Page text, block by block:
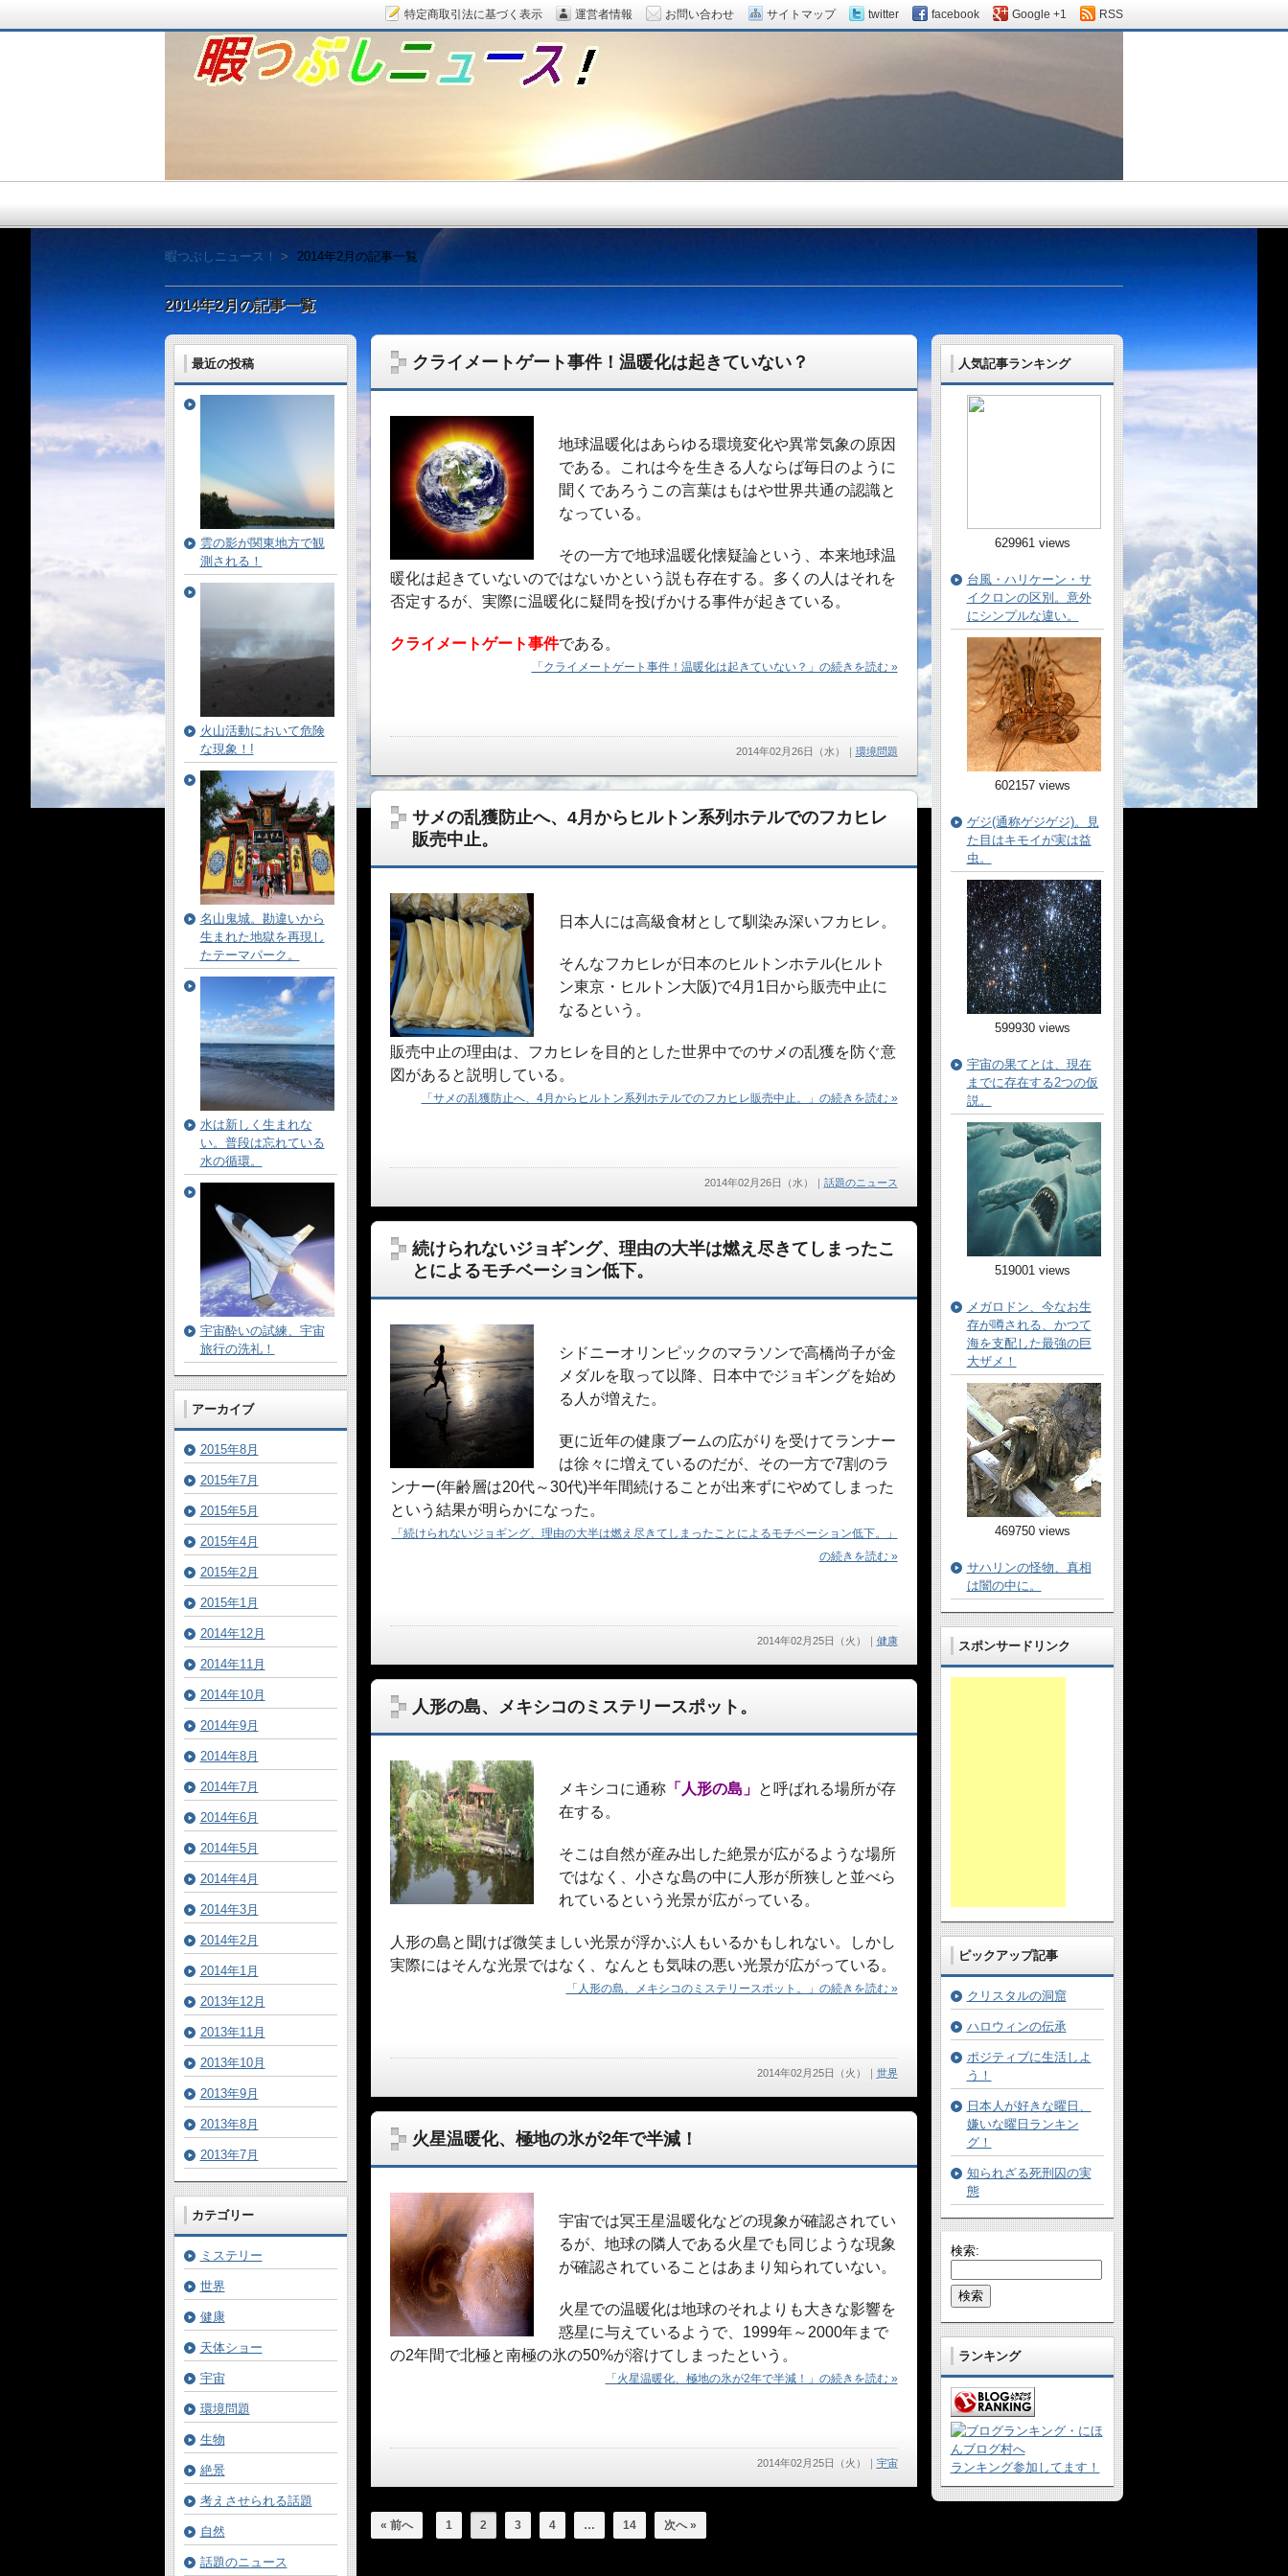
2014年2月の記事一覧
クライメートゲート事件！温暖化は起きていない？
地球温暖化はあらゆる環境変化や異常気象の原因
である。これは今を生きる人ならば毎日のように
聞くであろうこの言葉はもはや世界共通の認識と
なっている。
その一方で地球温暖化懐疑論という、本来地球温
暖化は起きていないのではないかという説も存在する。多くの人はそれを
否定するが、実際に温暖化に疑問を投げかける事件が起きている。
クライメートゲート事件である。
「クライメートゲート事件！温暖化は起きていない？」の続きを読む »
2014年02月26日（水） ｜ 環境問題
サメの乱獲防止へ、4月からヒルトン系列ホテルでのフカヒレ
販売中止。
日本人には高級食材として馴染み深いフカヒレ。
そんなフカヒレが日本のヒルトンホテル(ヒルト
ン東京・ヒルトン大阪)で4月1日から販売中止に
なるという。
販売中止の理由は、フカヒレを目的とした世界中でのサメの乱獲を防ぐ意
図があると説明している。
「サメの乱獲防止へ、4月からヒルトン系列ホテルでのフカヒレ販売中止。」の続きを読む »
2014年02月26日（水） ｜ 話題のニュース
続けられないジョギング、理由の大半は燃え尽きてしまったこ
とによるモチベーション低下。
シドニーオリンピックのマラソンで高橋尚子が金
メダルを取って以降、日本中でジョギングを始め
る人が増えた。
更に近年の健康ブームの広がりを受けてランナー
は徐々に増えているのだが、その一方で7割のラ
ンナー(年齢層は20代～30代)半年間続けることが出来ずにやめてしまった
という結果が明らかになった。
「続けられないジョギング、理由の大半は燃え尽きてしまったことによるモチベーション低下。」
の続きを読む »
2014年02月25日（火） ｜ 健康
人形の島、メキシコのミステリースポット。
メキシコに通称「人形の島」 と呼ばれる場所が存
在する。
そこは自然が産み出した絶景が広がるような場所
ではなく、小さな島の中に人形が所狭しと並べら
れているという光景が広がっている。
人形の島と聞けば微笑ましい光景が浮かぶ人もいるかもしれない。しかし
実際にはそんな光景ではなく、なんとも気味の悪い光景が広がっている。
「人形の島、メキシコのミステリースポット。」の続きを読む »
2014年02月25日（火） ｜ 世界
火星温暖化、極地の氷が2年で半減！
宇宙では冥王星温暖化などの現象が確認されてい
るが、地球の隣人である火星でも同じような現象
が確認されていることはあまり知られていない。
火星での温暖化は地球のそれよりも大きな影響を
惑星に与えているようで、1999年～2000年まで
の2年間で北極と南極の氷の50%が溶けてしまったという。
「火星温暖化、極地の氷が2年で半減！」の続きを読む »
2014年02月25日（火） ｜ 宇宙
« 前へ 1 2 3 4 … 14 次へ »
最近の投稿
雲の影が関東地方で観
測される！
火山活動において危険
な現象！!
名山鬼城。勘違いから
生まれた地獄を再現し
たテーマパーク。
水は新しく生まれな
い。普段は忘れている
水の循環。
宇宙酔いの試練、宇宙
旅行の洗礼！
アーカイブ
2015年8月
2015年7月
2015年5月
2015年4月
2015年2月
2015年1月
2014年12月
2014年11月
2014年10月
2014年9月
2014年8月
2014年7月
2014年6月
2014年5月
2014年4月
2014年3月
2014年2月
2014年1月
2013年12月
2013年11月
2013年10月
2013年9月
2013年8月
2013年7月
カテゴリー
ミステリー
世界
健康
天体ショー
宇宙
環境問題
生物
絶景
考えさせられる話題
自然
話題のニュース
人気記事ランキング
629961 views
台風・ハリケーン・サ
イクロンの区別。意外
にシンプルな違い。
602157 views
ゲジ(通称ゲジゲジ)。見
た目はキモイが実は益
虫。
599930 views
宇宙の果てとは、現在
までに存在する2つの仮
説。
519001 views
メガロドン、今なお生
存が噂される、かつて
海を支配した最強の巨
大ザメ！
469750 views
サハリンの怪物、真相
は闇の中に。
スポンサードリンク
ピックアップ記事
クリスタルの洞窟
ハロウィンの伝承
ポジティブに生活しよ
う！
日本人が好きな曜日、
嫌いな曜日ランキン
グ！
知られざる死刑囚の実
態
検索:
ランキング
ランキング参加してます！
暇つぶしニュース！ 2014年2月の記事一覧
暇つぶしニュース！
毎日面白い話題をピックアップ！
特定商取引法に基づく表示 運営者情報 お問い合わせ サイトマップ twitter facebook Google +1 RSS